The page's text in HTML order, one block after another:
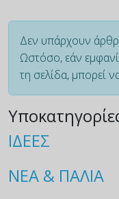
Πληροφορία
Δεν υπάρχουν
Ωστόσο, εάν
τη σελίδα, μπορεί
ΙΔΕΕΣ
ΝΕΑ & ΠΑΛΙΑ